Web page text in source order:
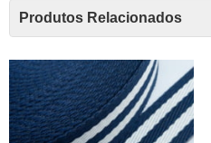
Produtos Relacionados